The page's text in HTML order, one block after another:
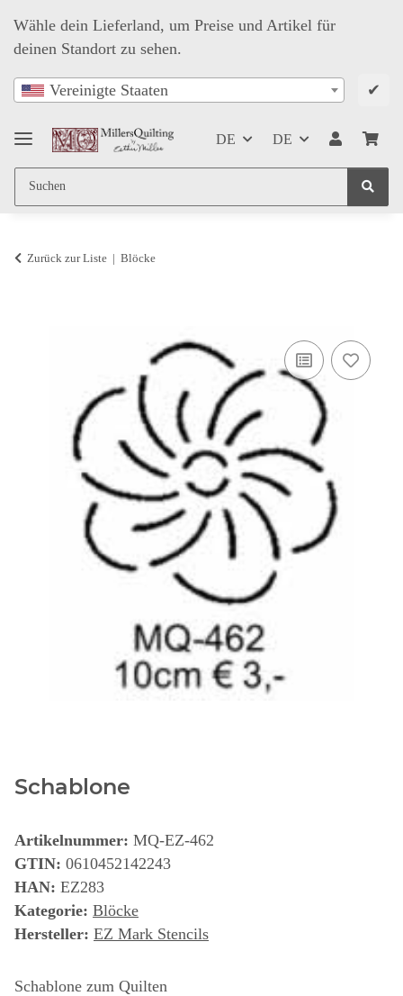
Wähle dein Lieferland, um Preise und Artikel für
deinen Standort zu sehen.
Vereinigte Staaten ✔
DE DE
Zurück zur Liste Blöcke
Schablone
Artikelnummer: MQ-EZ-462
GTIN: 0610452142243
HAN: EZ283
Kategorie: Blöcke
Hersteller: EZ Mark Stencils
Schablone zum Quilten